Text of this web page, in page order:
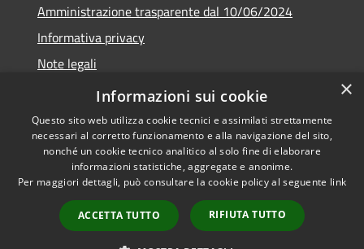
Amministrazione trasparente dal 10/06/2024
Informativa privacy
Note legali
Dichiarazione di accessibilità
Accessibilità
Copyright © 2026 • Città di
Bresso • Powered by
Municipium•
Accesso
redazione
×
Informazioni sui cookie
Questo sito web utilizza cookie tecnici e assimilati strettamente
necessari al corretto funzionamento e alla navigazione del sito,
nonché un cookie tecnico analitico al solo fine di elaborare
informazioni statistiche, aggregate e anonime.
Per maggiori dettagli, può consultare la cookie policy al seguente link
ACCETTA TUTTO RIFIUTA TUTTO